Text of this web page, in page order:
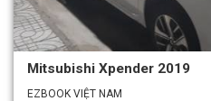
Mitsubishi Xpender 2019
EZBOOK VIỆT NAM